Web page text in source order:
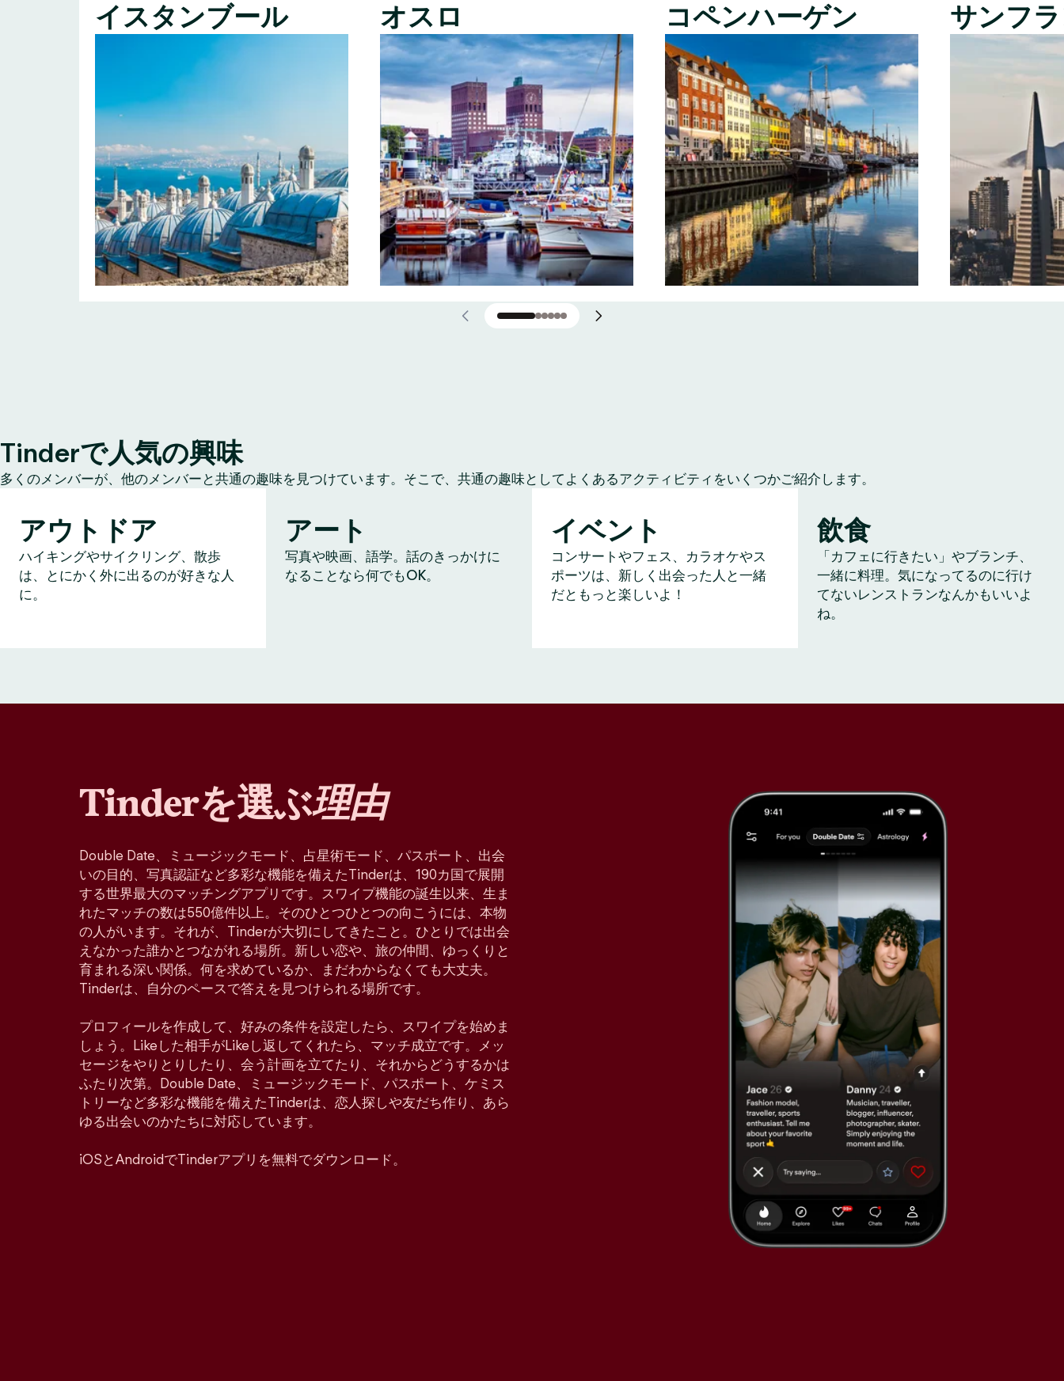
イスタンブール オスロ コペンハーゲン サンフ
Tinderで人気の興味
多くのメンバーが、他のメンバーと共通の趣味を見つけています。そこで、共通の趣味としてよくあるアクティビティをいくつかご紹介します。
アウトドア
ハイキングやサイクリング、散歩
は、とにかく外に出るのが好きな人
に。
アート
写真や映画、語学。話のきっかけに
なることなら何でもOK。
イベント
コンサートやフェス、カラオケやス
ポーツは、新しく出会った人と一緒
だともっと楽しいよ！
飲食
「カフェに行きたい」やブランチ、
一緒に料理。気になってるのに行け
てないレンストランなんかもいいよ
ね。
Tinderを選ぶ理由
Double Date、ミュージックモード、占星術モード、パスポート、出会
いの目的、写真認証など多彩な機能を備えたTinderは、190カ国で展開
する世界最大のマッチングアプリです。スワイプ機能の誕生以来、生ま
れたマッチの数は550億件以上。そのひとつひとつの向こうには、本物
の人がいます。それが、Tinderが大切にしてきたこと。ひとりでは出会
えなかった誰かとつながれる場所。新しい恋や、旅の仲間、ゆっくりと
育まれる深い関係。何を求めているか、まだわからなくても大丈夫。
Tinderは、自分のペースで答えを見つけられる場所です。
プロフィールを作成して、好みの条件を設定したら、スワイプを始めま
しょう。Likeした相手がLikeし返してくれたら、マッチ成立です。メッ
セージをやりとりしたり、会う計画を立てたり、それからどうするかは
ふたり次第。Double Date、ミュージックモード、パスポート、ケミス
トリーなど多彩な機能を備えたTinderは、恋人探しや友だち作り、あら
ゆる出会いのかたちに対応しています。
iOSとAndroidでTinderアプリを無料でダウンロード。